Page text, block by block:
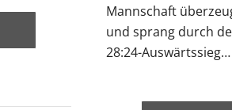
Mannschaft
und sprang durch
28:24-Auswärtssieg…